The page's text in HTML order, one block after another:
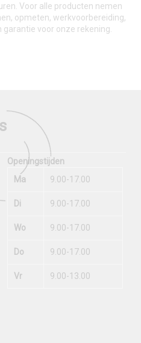
Voor alle producten nemen
opmeten, werkvoorbereiding,
voor onze rekening.
Openingstijden
Ma
9.00-17.00
Di 9.00-17.00
Wo 9.00-17.00
Do 9.00-17.00
Vr 9.00-13.00